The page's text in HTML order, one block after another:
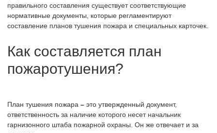
правильного составления существует соответствующие
нормативные документы, которые регламентируют
составление планов тушения пожара и специальных карточек.
Как составляется план
пожаротушения?
План тушения пожара – это утвержденный документ,
ответственность за наличие которого несет начальник
гарнизонного штаба пожарной охраны. Он же отвечает и за